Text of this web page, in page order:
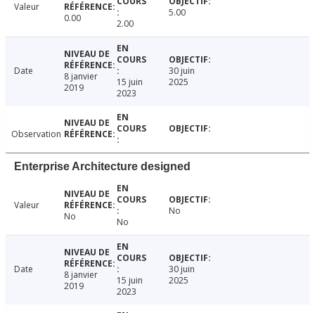
Valeur
0.00
2.00
5.00
Date
8 janvier
2019
15 juin
2023
30 juin
2025
Observation
Enterprise Architecture designed
Valeur
No
No
No
Date
8 janvier
2019
15 juin
2023
30 juin
2025